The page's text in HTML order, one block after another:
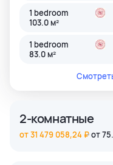
1 bedroom
103.0 м²
1 bedroom
83.0 м²
2-комнатные
от
от 31 479 058,24 ₽